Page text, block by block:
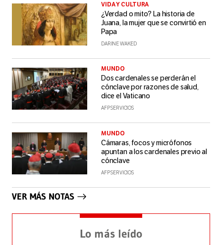
VIDA Y CULTURA
¿Verdad o mito? La historia de
Juana, la mujer que se convirtió en
Papa
DARINE WAKED
MUNDO
Dos cardenales se perderán el
cónclave por razones de salud,
dice el Vaticano
AFP SERVICIOS
MUNDO
Cámaras, focos y micrófonos
apuntan a los cardenales previo al
cónclave
AFP SERVICIOS
VER MÁS NOTAS
Lo más leído